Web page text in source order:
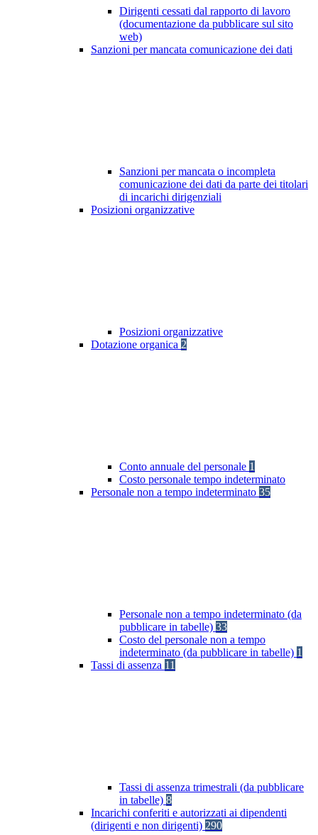
Dirigenti cessati dal rapporto di lavoro
(documentazione da pubblicare sul sito
web)
Sanzioni per mancata comunicazione dei dati
Sanzioni per mancata o incompleta
comunicazione dei dati da parte dei titolari
di incarichi dirigenziali
Posizioni organizzative
Posizioni organizzative
Dotazione organica 2
Conto annuale del personale 1
Costo personale tempo indeterminato
Personale non a tempo indeterminato 35
Personale non a tempo indeterminato (da
pubblicare in tabelle) 33
Costo del personale non a tempo
indeterminato (da pubblicare in tabelle) 1
Tassi di assenza 11
Tassi di assenza trimestrali (da pubblicare
in tabelle) 8
Incarichi conferiti e autorizzati ai dipendenti
(dirigenti e non dirigenti) 290